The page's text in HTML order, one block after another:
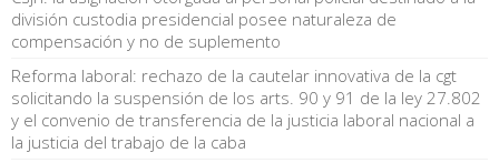
división custodia presidencial posee naturaleza de
compensación y no de suplemento
Reforma laboral: rechazo de la cautelar innovativa de la cgt
solicitando la suspensión de los arts. 90 y 91 de la ley 27.802
y el convenio de transferencia de la justicia laboral nacional a
la justicia del trabajo de la caba